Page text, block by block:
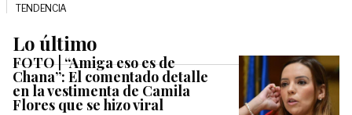
TENDENCIA
Lo último
FOTO | “Amiga eso es de
Chana”: El comentado detalle
en la vestimenta de Camila
Flores que se hizo viral